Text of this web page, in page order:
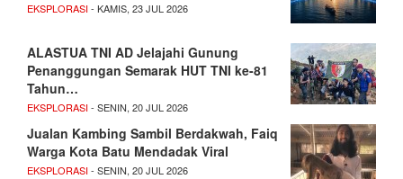
EKSPLORASI- KAMIS, 23 JUL 2026
ALASTUA TNI AD Jelajahi Gunung
Penanggungan Semarak HUT TNI ke-81
Tahun…
EKSPLORASI- SENIN, 20 JUL 2026
Jualan Kambing Sambil Berdakwah, Faiq
Warga Kota Batu Mendadak Viral
EKSPLORASI- SENIN, 20 JUL 2026